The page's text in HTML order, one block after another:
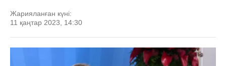
Жарияланған күні:
11 қаңтар 2023, 14:30